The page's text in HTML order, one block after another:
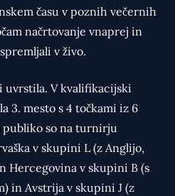
času v poznih večernih
načrtovanje vnaprej in
v živo.
uvrstila. V kvalifikacijski
3. mesto s 4 točkami iz 6
publiko so na turnirju
v skupini L (z Anglijo,
Hercegovina v skupini B (s
in Avstrija v skupini J (z